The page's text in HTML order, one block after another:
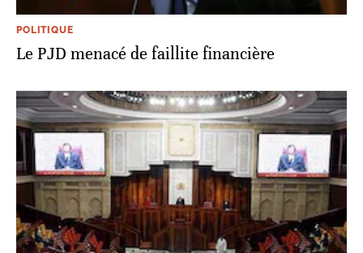
POLITIQUE
Le PJD menacé de faillite financière